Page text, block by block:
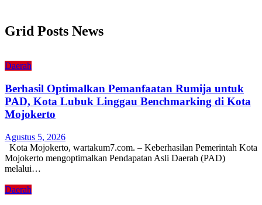
Grid Posts News
Daerah
Berhasil Optimalkan Pemanfaatan Rumija untuk
PAD, Kota Lubuk Linggau Benchmarking di Kota
Mojokerto
Agustus 5, 2026
Kota Mojokerto, wartakum7.com. – Keberhasilan Pemerintah Kota
Mojokerto mengoptimalkan Pendapatan Asli Daerah (PAD)
melalui…
Daerah